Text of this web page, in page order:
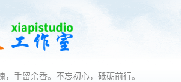
，手留余香。不忘初心，砥砺前行。